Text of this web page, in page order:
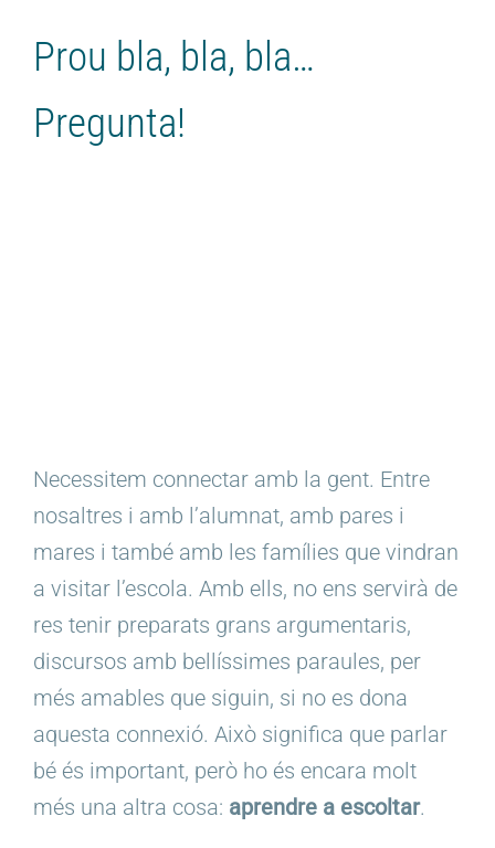
Prou bla, bla, bla…
Pregunta!
Necessitem connectar amb la gent. Entre
nosaltres i amb l’alumnat, amb pares i
mares i també amb les famílies que vindran
a visitar l’escola. Amb ells, no ens servirà de
res tenir preparats grans argumentaris,
discursos amb bellíssimes paraules, per
més amables que siguin, si no es dona
aquesta connexió. Això significa que parlar
bé és important, però ho és encara molt
més una altra cosa: aprendre a escoltar.